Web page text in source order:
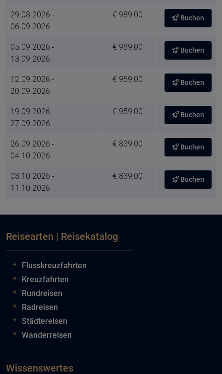
29.08.2026 -
06.09.2026
€ 989,00 Buchen
05.09.2026 -
13.09.2026
€ 989,00 Buchen
12.09.2026 -
20.09.2026
€ 959,00 Buchen
19.09.2026 -
27.09.2026
€ 959,00 Buchen
26.09.2026 -
04.10.2026
€ 839,00 Buchen
03.10.2026 -
11.10.2026
€ 839,00 Buchen
Reisearten | Reisekatalog
Flusskreuzfahrten
Kreuzfahrten
Rundreisen
Radreisen
Städtereisen
Wanderreisen
Wissenswertes